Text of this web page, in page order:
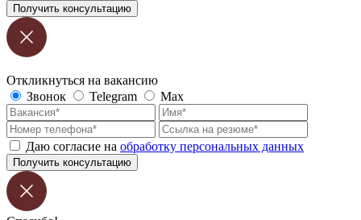
Получить консультацию
Откликнуться на вакансию
Звонок
Telegram Max
Даю согласие на обработку персональных данных
Получить консультацию